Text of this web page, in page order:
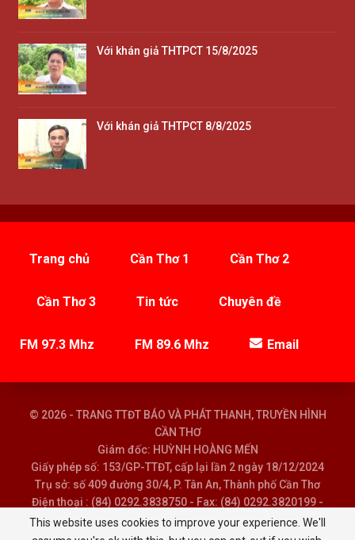
Với khán giả THTPCT 15/8/2025
Với khán giả THTPCT 8/8/2025
Trang chủ Cần Thơ 1 Cần Thơ 2
Cần Thơ 3 Tin tức Chuyên đề
FM 97.3 Mhz FM 89.6 Mhz Email
© 2026 - TRANG TTĐT BÁO VÀ PHÁT THANH, TRUYỀN HÌNH
CẦN THƠ
Giám đốc: HUỲNH HOÀNG MẾN
Giấy phép số: 153/GP-TTĐT, cấp lại lần 2 ngày 18/12/2024
Trụ sở: số 409 đường 30/4, P. Tân An, Thành phố Cần Thơ
Điện thoại : (84) 0292.3838750 - Fax: (84) 0292.3820199 -
Email : baoptth@cantho.gov.vn
This website uses cookies to improve your experience. We'll